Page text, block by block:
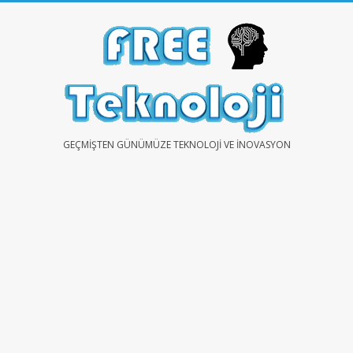
FREEGEÇMIŞTEN GÜNÜMÜZE TEKNOLOJI VE İNOVASYON